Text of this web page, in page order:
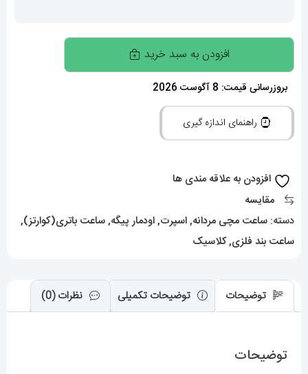
ساعت
اودمار
پیگه
رویال
کوارتز
AUDEMARS
ROYAL
Oak
عدد
افزودن به سبد خرید
بروزرسانی قیمت: 8 آگوست 2026
راهنمای اندازه گیری
افزودن به علاقه مندی ها
مقایسه
دسته: ساعت مچی مردانه,اسپرت,اودمار پیگه,ساعت باتری(کوارتز),
ساعت بند فلزی,کلاسیک
توضیحات توضیحات تکمیلی نظرات (0)
توضیحات